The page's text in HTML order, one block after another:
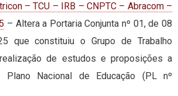
– TCU – IRB – CNPTC – Abracom –
– Altera a Portaria Conjunta nº 01, de 08
que constituiu o Grupo de Trabalho
de estudos e proposições a
Nacional de Educação (PL nº